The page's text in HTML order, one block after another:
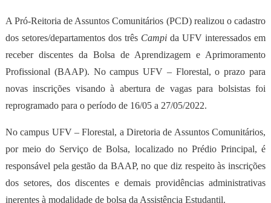
A Pró-Reitoria de Assuntos Comunitários (PCD) realizou o cadastro
dos setores/departamentos dos três Campi da UFV interessados em
receber discentesda Bolsa de Aprendizagem e Aprimoramento
Profissional (BAAP). Nocampus UFV – Florestal, o prazo para
novas inscrições visando à abertura de vagas para bolsistas foi
reprogramado para o período de 16/05 a 27/05/2022.
No campus UFV – Florestal, a Diretoria de Assuntos Comunitários,
por meio do Serviço de Bolsa, localizado no Prédio Principal, é
responsável pela gestão da BAAP, no que diz respeito às inscrições
dos setores, dos discentes e demais providências administrativas
inerentes à modalidade de bolsa da Assistência Estudantil.